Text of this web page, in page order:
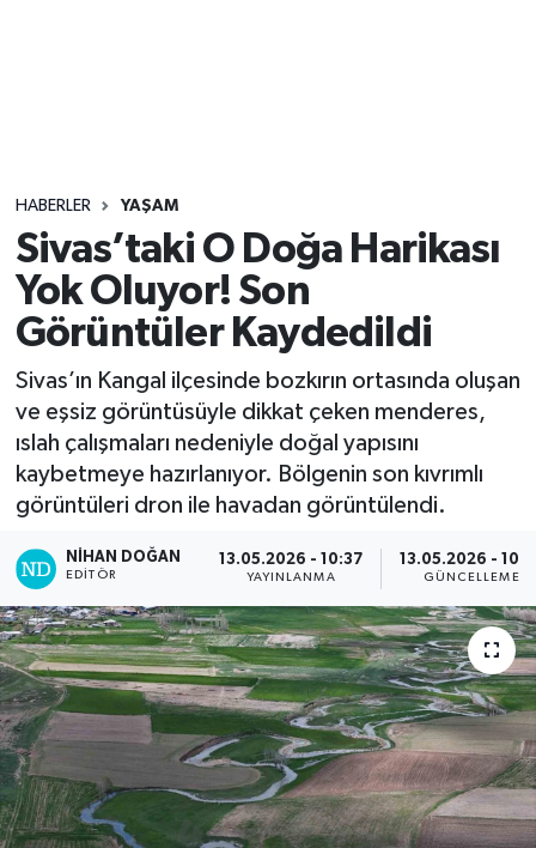
HABERLER YAŞAM
Sivas’taki O Doğa Harikası
Yok Oluyor! Son
Görüntüler Kaydedildi
Sivas’ın Kangal ilçesinde bozkırın ortasında oluşan
ve eşsiz görüntüsüyle dikkat çeken menderes,
ıslah çalışmaları nedeniyle doğal yapısını
kaybetmeye hazırlanıyor. Bölgenin son kıvrımlı
görüntüleri dron ile havadan görüntülendi.
NIHAN DOĞAN
EDITÖR
13.05.2026 - 10:37
YAYINLANMA
13.05.2026 -
GÜNCELLEME
Yaşam